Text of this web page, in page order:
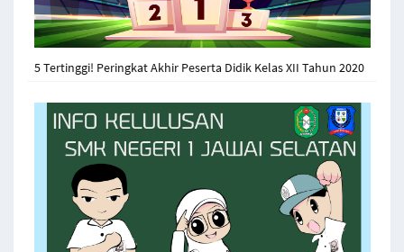
5 Tertinggi! Peringkat Akhir Peserta Didik Kelas XII Tahun 2020